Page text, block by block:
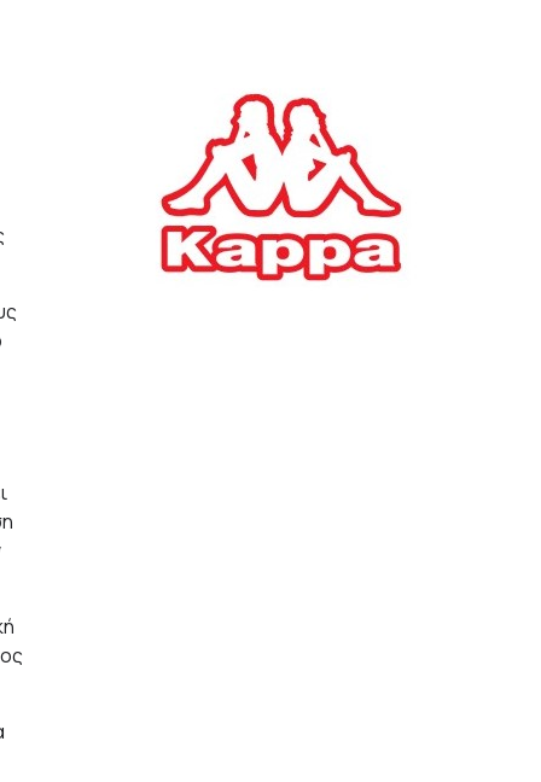
Κ. Πιερρακάκης: Νέα
εποχή για το Ολυμπιακό
Κωπηλατοδρόμιο - Η
δημόσια περιουσία είναι
περιουσία όλων των